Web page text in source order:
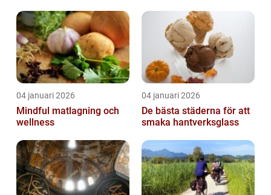
04 januari 2026
Mindful matlagning och
wellness
04 januari 2026
De bästa städerna för att
smaka hantverksglass